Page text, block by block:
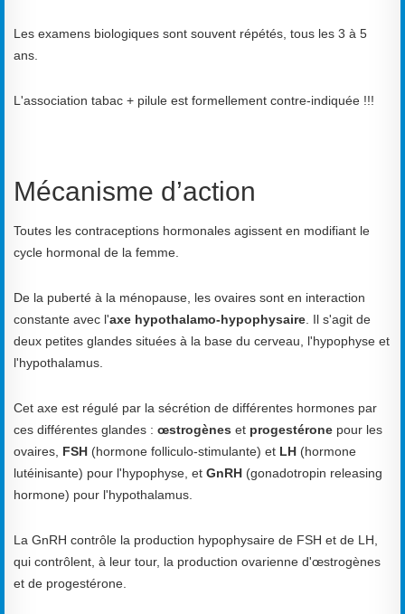
Les examens biologiques sont souvent répétés, tous les 3 à 5
ans.
L'association tabac + pilule est formellement contre-indiquée !!!
Mécanisme d’action
Toutes les contraceptions hormonales agissent en modifiant le
cycle hormonal de la femme.
De la puberté à la ménopause, les ovaires sont en interaction
constante avec l'axe hypothalamo-hypophysaire . Il s'agit de
deux petites glandes situées à la base du cerveau, l'hypophyse et
l'hypothalamus.
Cet axe est régulé par la sécrétion de différentes hormones par
ces différentes glandes : œstrogènes et progestérone pour les
ovaires, FSH (hormone folliculo-stimulante) et LH (hormone
lutéinisante) pour l'hypophyse, et GnRH (gonadotropin releasing
hormone) pour l'hypothalamus.
La GnRH contrôle la production hypophysaire de FSH et de LH,
qui contrôlent, à leur tour, la production ovarienne d'œstrogènes
et de progestérone.